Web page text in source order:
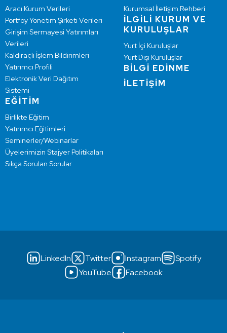
Aracı Kurum Verileri
Portföy Yönetim Şirketi Verileri
Girişim Sermayesi Yatırımları
Verileri
Kaldıraçlı İşlem Bildirimleri
Yatırımcı Profili
Elektronik Veri Dağıtım
Sistemi
EĞİTİM
Birlikte Eğitim
Yatırımcı Eğitimleri
Seminerler/Webinarlar
Üyelerimizin Stajyer Politikaları
Sıkça Sorulan Sorular
Kurumsal İletişim Rehberi
İLGİLİ KURUM VE
KURULUŞLAR
Yurt İçi Kuruluşlar
Yurt Dışı Kuruluşlar
BİLGİ EDİNME
İLETİŞİM
LinkedIn Twitter Instagram
Spotify
YouTube
Facebook